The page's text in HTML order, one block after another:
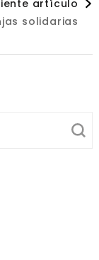
artículo
solidarias